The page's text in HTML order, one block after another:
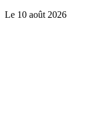
Le 10 août 2026